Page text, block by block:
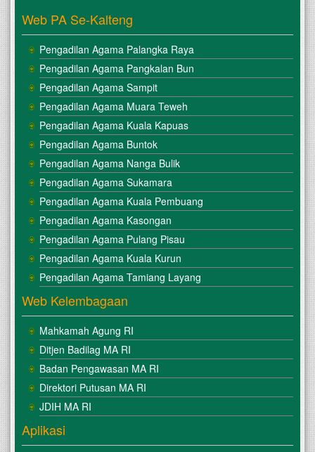
Web PA Se-Kalteng
Pengadilan Agama Palangka Raya
Pengadilan Agama Pangkalan Bun
Pengadilan Agama Sampit
Pengadilan Agama Muara Teweh
Pengadilan Agama Kuala Kapuas
Pengadilan Agama Buntok
Pengadilan Agama Nanga Bulik
Pengadilan Agama Sukamara
Pengadilan Agama Kuala Pembuang
Pengadilan Agama Kasongan
Pengadilan Agama Pulang Pisau
Pengadilan Agama Kuala Kurun
Pengadilan Agama Tamiang Layang
Web Kelembagaan
Mahkamah Agung RI
Ditjen Badilag MA RI
Badan Pengawasan MA RI
Direktori Putusan MA RI
JDIH MA RI
Aplikasi